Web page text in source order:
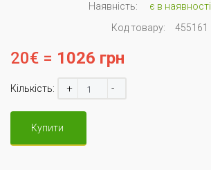
Наявність: є в наявності
Код товару:
455161
20€ = 1026 грн
Кількість: + -
Купити